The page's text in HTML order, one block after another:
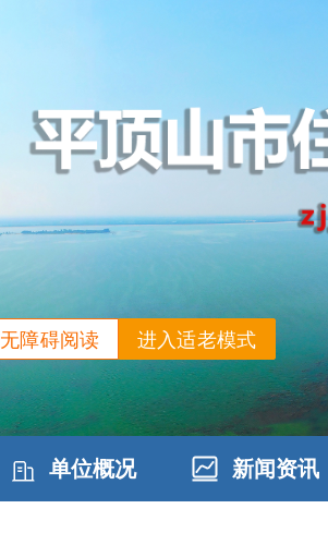
进入适老模式
无障碍阅读
单位概况 新闻资讯